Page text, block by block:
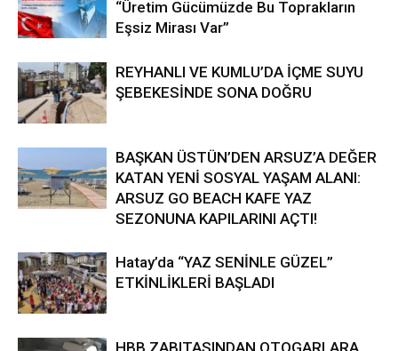
“Üretim Gücümüzde Bu Toprakların
Eşsiz Mirası Var”
REYHANLI VE KUMLU’DA İÇME SUYU
ŞEBEKESİNDE SONA DOĞRU
BAŞKAN ÜSTÜN’DEN ARSUZ’A DEĞER
KATAN YENİ SOSYAL YAŞAM ALANI:
ARSUZ GO BEACH KAFE YAZ
SEZONUNA KAPILARINI AÇTI!
Hatay’da “YAZ SENİNLE GÜZEL”
ETKİNLİKLERİ BAŞLADI